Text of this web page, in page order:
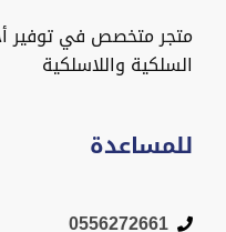
متجر متخصص في توفير
السلكية واللاسلكية
للمساعدة
0556272661